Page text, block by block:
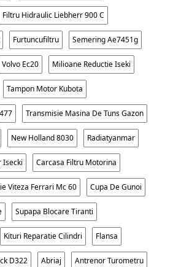
Filtru Hidraulic Liebherr 900 C
Furtuncufiltru Semering Ae7451g
Volvo Ec20 Milioane Reductie Iseki
Tampon Motor Kubota
477 Transmisie Masina De Tuns Gazon
New Holland 8030 Radiatyanmar
Isecki Carcasa Filtru Motorina
Viteza Ferrari Mc 60 Cupa De Gunoi
Supapa Blocare Tiranti
Kituri Reparatie Cilindri Flansa
D322 Abriaj Antrenor Turometru